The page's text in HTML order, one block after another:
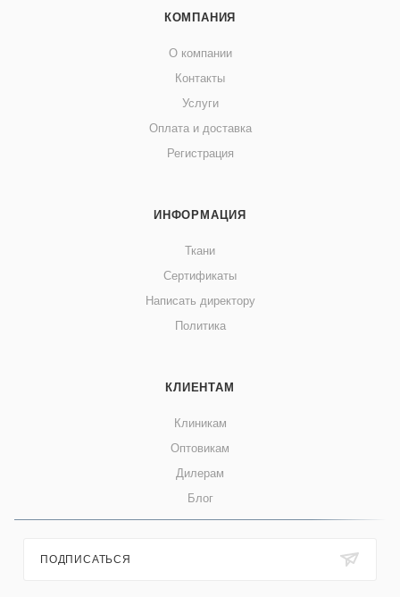
КОМПАНИЯ
О компании
Контакты
Услуги
Оплата и доставка
Регистрация
ИНФОРМАЦИЯ
Ткани
Сертификаты
Написать директору
Политика
КЛИЕНТАМ
Клиникам
Оптовикам
Дилерам
Блог
ПОДПИСАТЬСЯ